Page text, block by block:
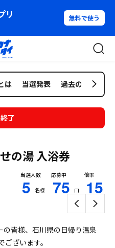
リ 無料で使う
は 当選発表 過去の抽選会
了
の湯 入浴券
当選人数
5 名様
応募中
75 口
倍率
15
皆様、石川県の日帰り温泉
ございます。